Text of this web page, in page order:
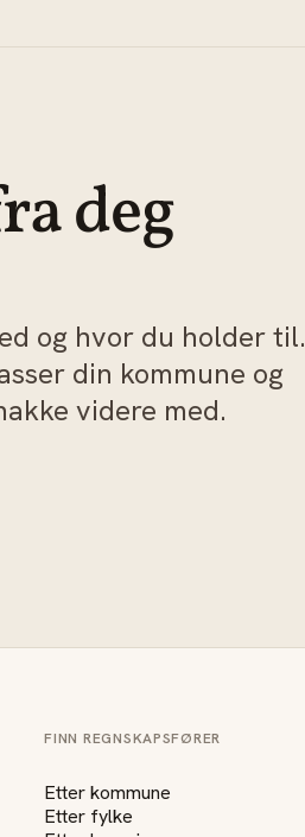
deg
og hvor du holder til.
din kommune og
videre med.
FINN REGNSKAPSFØRER
Etter kommune
Etter fylke